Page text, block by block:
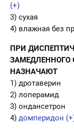
(+)
3) сухая
4) влажная без
ПРИ
НАЗНАЧАЮТ
1) дротаверин
2) лоперамид
3) ондансетрон
4) домперидон